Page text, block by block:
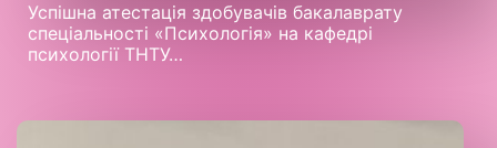
Успішна атестація здобувачів бакалаврату
спеціальності «Психологія» на кафедрі
психології ТНТУ…